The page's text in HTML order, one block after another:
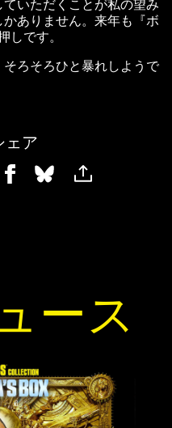
いただくことが私の望み
ありません。来年も『ボ
です。
ろそろひと暴れしようで
ェア
ース